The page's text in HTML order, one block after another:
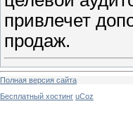
привлечет
продаж.
Полная версия сайта
Бесплатный хостинг uCoz